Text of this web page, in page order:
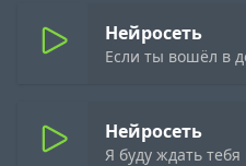
Нейросеть
Если ты вошёл в
Нейросеть
Я буду ждать